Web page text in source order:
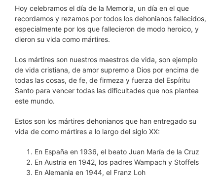
Hoy celebramos el día de la Memoria, un día en el que
recordamos y rezamos por todos los dehonianos fallecidos,
especialmente por los que fallecieron de modo heroico, y
dieron su vida como mártires.
Los mártires son nuestros maestros de vida, son ejemplo
de vida cristiana, de amor supremo a Dios por encima de
todas las cosas, de fe, de firmeza y fuerza del Espíritu
Santo para vencer todas las dificultades que nos plantea
este mundo.
Estos son los mártires dehonianos que han entregado su
vida de como mártires a lo largo del siglo XX:
En España en 1936, el beato Juan María de la Cruz
En Austria en 1942, los padres Wampach y Stoffels
En Alemania en 1944, el Franz Loh